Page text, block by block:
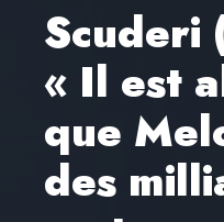
Scuderi
« Il est
que
des